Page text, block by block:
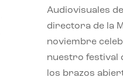
Audiovisuales
directora de la
noviembre
nuestro festival
los brazos